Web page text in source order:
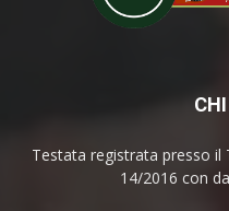
Testata registrata presso il
14/2016 con